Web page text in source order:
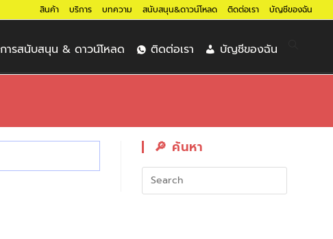
สินค้า บริการ บทความ สนับสนุน&ดาวน์โหลด ติดต่อเรา บัญชีของฉัน
การสนับสนุน & ดาวน์โหลด ติดต่อเรา บัญชีของฉัน
🔎︎ ค้นหา